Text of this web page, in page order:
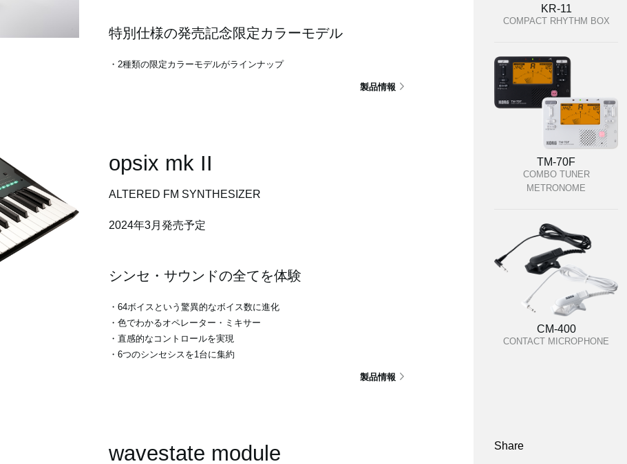
特別仕様の発売記念限定カラーモデル
・2種類の限定カラーモデルがラインナップ
製品情報
opsix mk II
ALTERED FM SYNTHESIZER
2024年3月発売予定
シンセ・サウンドの全てを体験
・64ボイスという驚異的なボイス数に進化
・色でわかるオペレーター・ミキサー
・直感的なコントロールを実現
・6つのシンセシスを1台に集約
製品情報
wavestate module
KR-11
COMPACT RHYTHM BOX
TM-70F
COMBO TUNER
METRONOME
CM-400
CONTACT MICROPHONE
Share